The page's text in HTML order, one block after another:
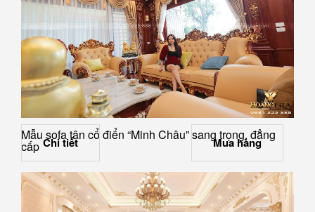
Mẫu sofa tân cổ điển “Minh Châu” sang trọng, đẳng
cấp Chi tiết Mua hàng